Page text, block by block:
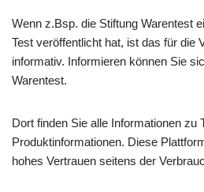
Wenn z.Bsp. die Stiftung Warentest
Test veröffentlicht hat, ist das für die
informativ. Informieren können Sie
Warentest.
Dort finden Sie alle Informationen zu
Produktinformationen. Diese
hohes Vertrauen seitens der